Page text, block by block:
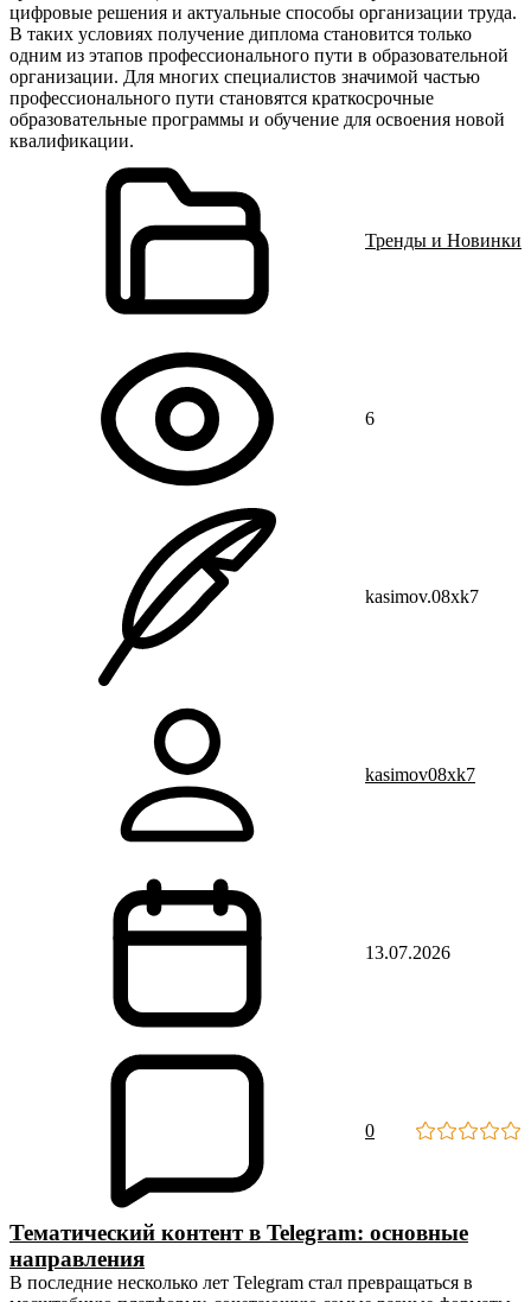
цифровые решения и актуальные способы организации труда.
В таких условиях получение диплома становится только
одним из этапов профессионального пути в образовательной
организации. Для многих специалистов значимой частью
профессионального пути становятся краткосрочные
образовательные программы и обучение для освоения новой
квалификации.
Тренды и Новинки
6
kasimov.08xk7
kasimov08xk7
13.07.2026
0
Тематический контент в Telegram: основные
направления
В последние несколько лет Telegram стал превращаться в